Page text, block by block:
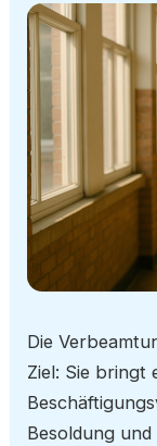
Die
Ziel: Sie bringt
Besoldung und